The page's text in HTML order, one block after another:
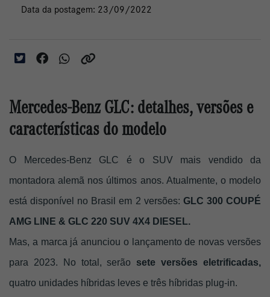
Data da postagem: 23/09/2022
Mercedes-Benz GLC: detalhes, versões e
características do modelo
O Mercedes-Benz GLC é o SUV mais vendido da
montadora alemã nos últimos anos. Atualmente, o modelo
está disponível no Brasil em 2 versões: GLC 300 COUPÉ
AMG LINE & GLC 220 SUV 4X4 DIESEL.
Mas, a marca já anunciou o lançamento de novas versões
para 2023. No total, serão sete versões eletrificadas,
quatro unidades híbridas leves e três híbridas plug-in.